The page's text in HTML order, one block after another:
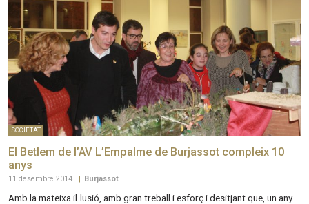
SOCIETAT
El Betlem de l’AV L’Empalme de Burjassot compleix 10
anys
11 desembre 2014 Burjassot
Amb la mateixa il·lusió, amb gran treball i esforç i desitjant que, un any